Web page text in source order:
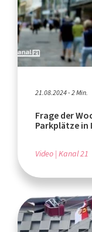
21.08.2024 - 2 Min.
Frage der
Parkplätze
Video Kanal 21